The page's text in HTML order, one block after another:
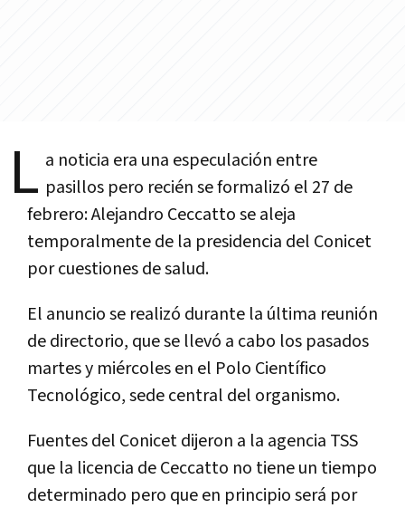
L a noticia era una especulación entre
pasillos pero recién se formalizó el 27 de
febrero: Alejandro Ceccatto se aleja
temporalmente de la presidencia del Conicet
por cuestiones de salud.
El anuncio se realizó durante la última reunión
de directorio, que se llevó a cabo los pasados
martes y miércoles en el Polo Científico
Tecnológico, sede central del organismo.
Fuentes del Conicet dijeron a la agencia TSS
que la licencia de Ceccatto no tiene un tiempo
determinado pero que en principio será por